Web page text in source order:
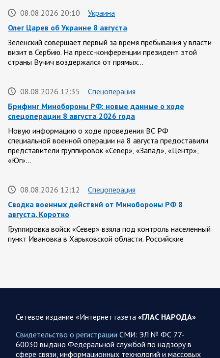
08.08.2026 20:10
Украина
Олег Царев об Украине 8 августа
Зеленский совершает первый за время пребывания у власти
визит в Сербию. На пресс-конференции президент этой
страны Вучич воздержался от прямых…
08.08.2026 12:35
Спецоперация
Брифинг Минобороны РФ: новые данные о ходе
спецоперации 8 августа 2026 года
Новую информацию о ходе проведения ВС РФ
специальной военной операции на 8 августа предоставили
представители группировок «Север», «Запад», «Центр»,
«Юг»…
08.08.2026 12:12
Спецоперация
Сводка военных действий от Минобороны РФ 8
августа. Коротко
Группировка войск «Север» взяла под контроль населенный
пункт Ивановка в Харьковской области. Российские
Олег Царев сообщает: Мониторинг противника насчитал
якобы «сбиты/подавлены» – 135. В Киеве…
Сетевое издание «Интернет газета «ГЛАС НАРОДА»
Свидетельство о регистрации СМИ: ЭЛ № ФС 77-
60030 выдано Федеральной службой по надзору в
сфере связи, информационных технологий и массовых